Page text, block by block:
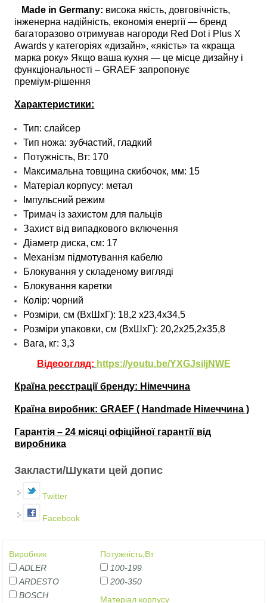
Made in Germany: висока якість, довговічність,
інженерна надійність, економія енергії — бренд
багаторазово отримував нагороди Red Dot і Plus X
Awards у категоріях «дизайн», «якість» та «краща
марка року» Якщо ваша кухня — це місце дизайну і
функціональності – GRAEF запропонує
преміум‑рішення
Характеристики:
Тип: слайсер
Тип ножа: зубчастий, гладкий
Потужність, Вт: 170
Максимальна товщина скибочок, мм: 15
Матеріал корпусу: метал
Імпульсний режим
Тримач із захистом для пальців
Захист від випадкового включення
Діаметр диска, см: 17
Механізм підмотування кабелю
Блокування у складеному вигляді
Блокування каретки
Колір: чорний
Розміри, см (ВхШхГ): 18,2 х23,4х34,5
Розміри упаковки, см (ВхШхГ): 20,2х25,2х35,8
Вага, кг: 3,3
Відеоогляд: https://youtu.be/YXGJsiljNWE
Країна реєстрації бренду: Німеччина
Країна виробник: GRAEF ( Handmade Німеччина )
Гарантія – 24 місяці офіційної гарантії від
виробника
Закласти/Шукати цей допис
Twitter
Facebook
Виробник
ADLER
ARDESTO
BOSCH
Потужність,Вт
100-199
200-350
Матеріал корпусу